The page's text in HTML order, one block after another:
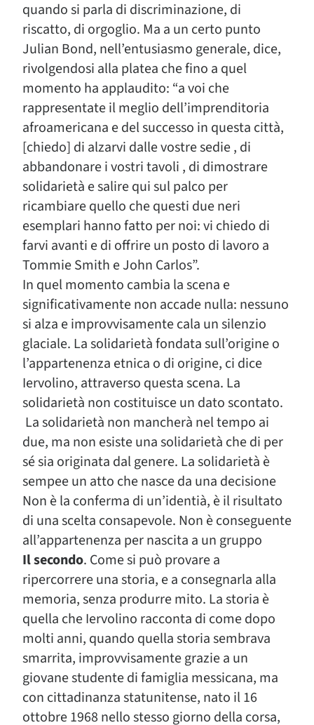
quando si parla di discriminazione, di
riscatto, di orgoglio. Ma a un certo punto
Julian Bond, nell’entusiasmo generale, dice,
rivolgendosi alla platea che fino a quel
momento ha applaudito: “a voi che
rappresentate il meglio dell’imprenditoria
afroamericana e del successo in questa città,
[chiedo] di alzarvi dalle vostre sedie , di
abbandonare i vostri tavoli , di dimostrare
solidarietà e salire qui sul palco per
ricambiare quello che questi due neri
esemplari hanno fatto per noi: vi chiedo di
farvi avanti e di offrire un posto di lavoro a
Tommie Smith e John Carlos”.
In quel momento cambia la scena e
significativamente non accade nulla: nessuno
si alza e improvvisamente cala un silenzio
glaciale. La solidarietà fondata sull’origine o
l’appartenenza etnica o di origine, ci dice
Iervolino, attraverso questa scena. La
solidarietà non costituisce un dato scontato.
La solidarietà non mancherà nel tempo ai
due, ma non esiste una solidarietà che di per
sé sia originata dal genere. La solidarietà è
sempee un atto che nasce da una decisione
Non è la conferma di un’identià, è il risultato
di una scelta consapevole. Non è conseguente
all’appartenenza per nascita a un gruppo
Il secondo. Come si può provare a
ripercorrere una storia, e a consegnarla alla
memoria, senza produrre mito. La storia è
quella che Iervolino racconta di come dopo
molti anni, quando quella storia sembrava
smarrita, improvvisamente grazie a un
giovane studente di famiglia messicana, ma
con cittadinanza statunitense, nato il 16
ottobre 1968 nello stesso giorno della corsa,